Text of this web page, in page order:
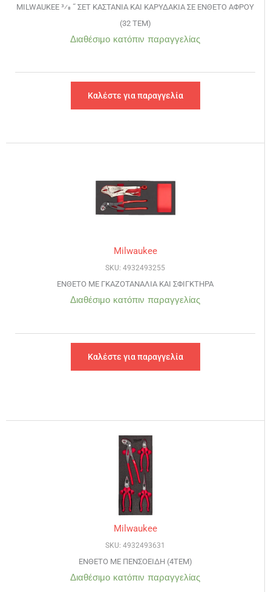
MILWAUKEE 3⁄8 ˝ ΣΕΤ ΚΑΣΤΑΝΙΑ ΚΑΙ ΚΑΡΥΔΑΚΙΑ ΣΕ ΕΝΘΕΤΟ ΑΦΡΟΥ
(32 ΤΕΜ)
Διαθέσιμο κατόπιν παραγγελίας
Καλέστε για παραγγελία
Milwaukee
SKU: 4932493255
ΕΝΘΕΤΟ ΜΕ ΓΚΑΖΟΤΑΝΑΛΙΑ ΚΑΙ ΣΦΙΓΚΤΗΡΑ
Διαθέσιμο κατόπιν παραγγελίας
Καλέστε για παραγγελία
Milwaukee
SKU: 4932493631
ΕΝΘΕΤΟ ΜΕ ΠΕΝΣΟΕΙΔΗ (4ΤΕΜ)
Διαθέσιμο κατόπιν παραγγελίας